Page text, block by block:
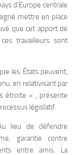
d’Europe centrale
mettre en place
que cet apport de
travailleurs sont
les États peuvent,
en relativisant par
étroite » , présente
législatif.
lieu de défendre
garantie contre
entre amis. La